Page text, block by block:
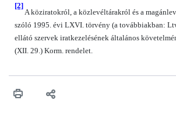
[2]
A köziratokról, a közlevéltárakról és a
szóló 1995. évi LXVI. törvény (a továbbiakban:
ellátó szervek iratkezelésének általános
(XII. 29.) Korm. rendelet.